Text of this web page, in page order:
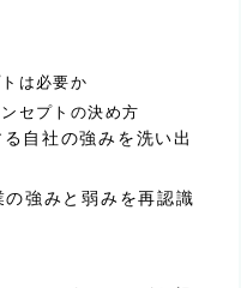
は必要か
セプトの決め方
自社の強みを洗い出
強みと弱みを再認識